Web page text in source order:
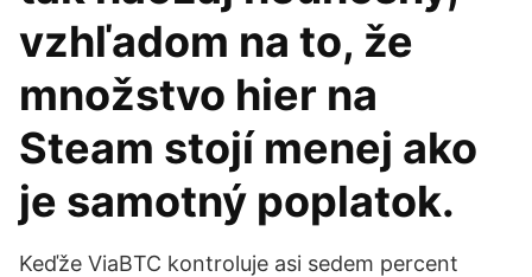
vzhľadom na to, že
množstvo hier na
Steam stojí menej ako
je samotný poplatok.
Keďže ViaBTC kontroluje asi sedem percent